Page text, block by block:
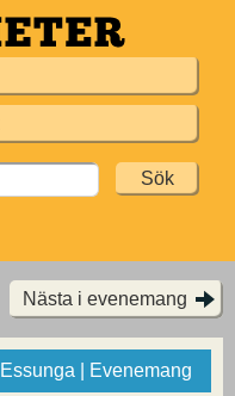
Nästa i evenemang
Essunga | Evenemang